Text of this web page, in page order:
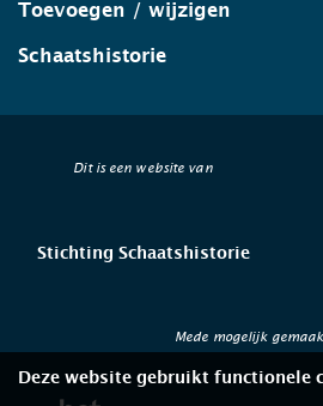
Toevoegen / wijzigen
Schaatshistorie
Dit is een website van
Stichting Schaatshistorie
Mede mogelijk
Deze website gebruikt functionele